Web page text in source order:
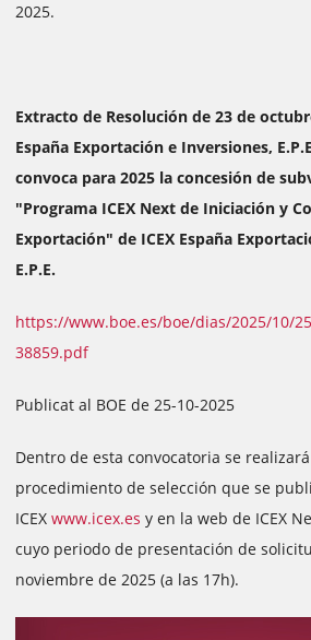
2025.
Extracto de Resolución de 23 de
España Exportación e Inversiones,
convoca para 2025 la concesión de
"Programa ICEX Next de Iniciación y
Exportación" de ICEX España
E.P.E.
https://www.boe.es/boe/dias/2025/10/
38859.pdf
Publicat al BOE de 25-10-2025
Dentro de esta convocatoria se
procedimiento de selección que se
ICEX www.icex.es y en la web de ICEX
cuyo periodo de presentación de
noviembre de 2025 (a las 17h).